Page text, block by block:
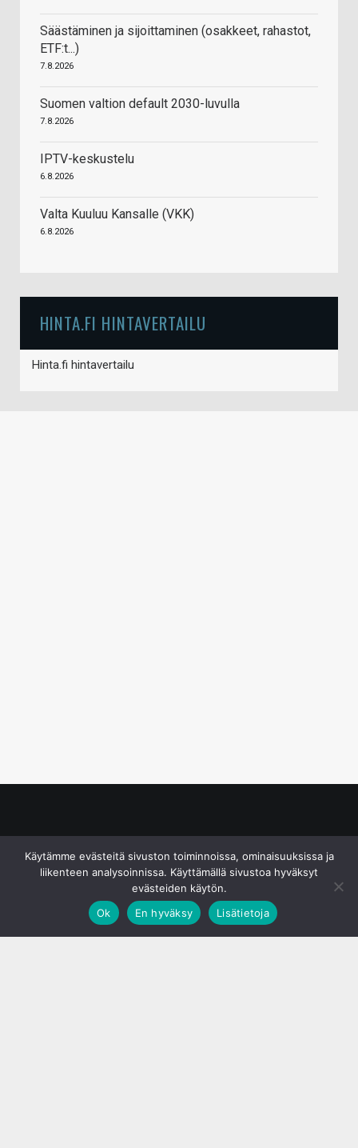
Säästäminen ja sijoittaminen (osakkeet, rahastot,
ETF:t...)
7.8.2026
Suomen valtion default 2030-luvulla
7.8.2026
IPTV-keskustelu
6.8.2026
Valta Kuuluu Kansalle (VKK)
6.8.2026
HINTA.FI HINTAVERTAILU
Hinta.fi hintavertailu
Käytämme evästeitä sivuston toiminnoissa, ominaisuuksissa ja
liikenteen analysoinnissa. Käyttämällä sivustoa hyväksyt
evästeiden käytön.
Ok
En hyväksy Lisätietoja